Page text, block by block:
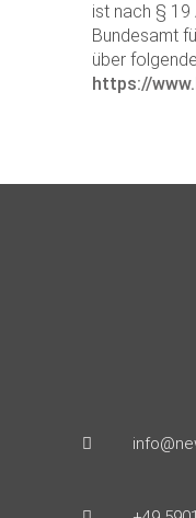
ist nach § 19
Bundesamt
über
https://